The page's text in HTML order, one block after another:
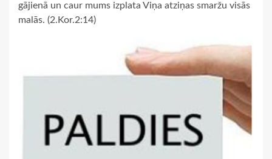
gājienā un caur mums izplata Viņa atziņas smaržu visās
malās. (2.Kor.2:14)